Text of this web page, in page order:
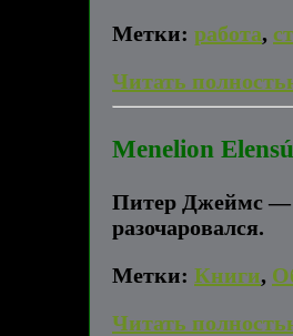
Метки: работа,
Читать
Menelion
Питер Джеймс —
разочаровался.
Метки: Книги,
Читать